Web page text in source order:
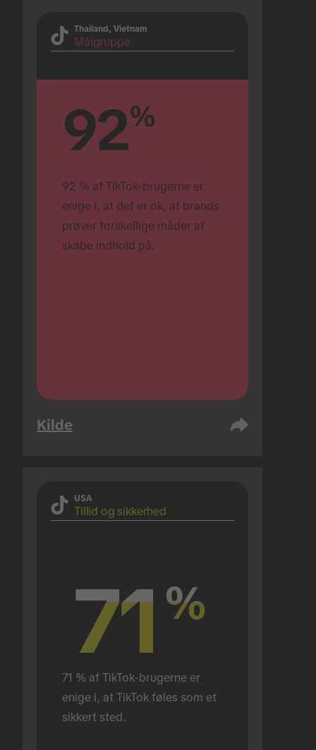
Thailand, Vietnam
Målgruppe
92%
92 % af TikTok-brugerne er
enige i, at det er ok, at brands
prøver forskellige måder at
skabe indhold på.
Kilde
USA
Tillid og sikkerhed
71 %
71 %
71 % af TikTok-brugerne er
enige i, at TikTok føles som et
sikkert sted.